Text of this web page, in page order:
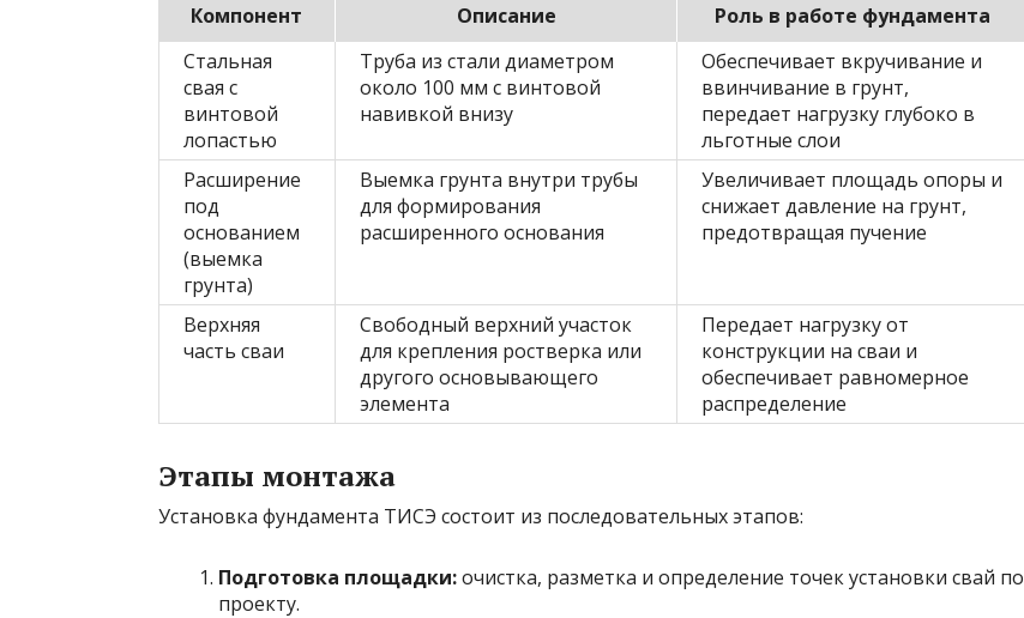
Компонент Описание
Роль в работе фундамента
Стальная
свая с
винтовой
лопастью
Труба из стали диаметром
около 100 мм с винтовой
навивкой внизу
Обеспечивает вкручивание и
ввинчивание в грунт,
передает нагрузку глубоко в
льготные слои
Расширение
под
основанием
(выемка
грунта)
Выемка грунта внутри трубы
для формирования
расширенного основания
Увеличивает площадь опоры и
снижает давление на грунт,
предотвращая пучение
Верхняя
часть сваи
Свободный верхний участок
для крепления ростверка или
другого основывающего
элемента
Передает нагрузку от
конструкции на сваи и
обеспечивает равномерное
распределение
Этапы монтажа
Установка фундамента ТИСЭ состоит из последовательных этапов:
Подготовка площадки:очистка, разметка и определение точек установки свай по
проекту.